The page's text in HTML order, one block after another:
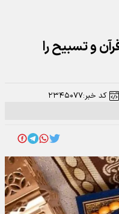
و تسبیح را
کد خبر:۲۳۴۵۰۷۷